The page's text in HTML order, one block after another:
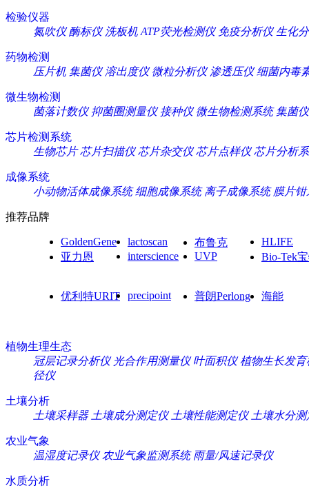
检验仪器
氮吹仪 酶标仪 洗板机 ATP荧光检测仪 免疫分析仪 生化
药物检测
压片机 集菌仪 溶出度仪 微粒分析仪 渗透压仪 细菌内毒
微生物检测
菌落计数仪 抑菌圈测量仪 接种仪 微生物检测系统 集菌仪
芯片检测系统
生物芯片 芯片扫描仪 芯片杂交仪 芯片点样仪 芯片分析
成像系统
小动物活体成像系统 细胞成像系统 离子成像系统 膜片钳
推荐品牌
GoldenGene lactoscan 布鲁克
HLIFE
亚力恩
interscience UVP Bio-Tek
优利特URIT precipoint 普朗Perlong 海能
植物生理生态
冠层记录分析仪 光合作用测量仪 叶面积仪 植物生长发育
径仪
土壤分析
土壤采样器 土壤成分测定仪 土壤性能测定仪 土壤水分
农业气象
温湿度记录仪 农业气象监测系统 雨量/风速记录仪
水质分析